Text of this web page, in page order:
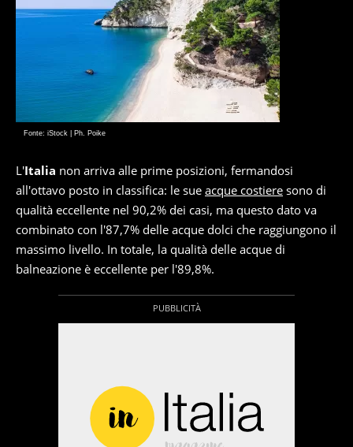
Fonte: iStock | Ph. Poike
L'Italia non arriva alle prime posizioni, fermandosi
all'ottavo posto in classifica: le sue acque costiere sono di
qualità eccellente nel 90,2% dei casi, ma questo dato va
combinato con l'87,7% delle acque dolci che raggiungono il
massimo livello. In totale, la qualità delle acque di
balneazione è eccellente per l'89,8%.